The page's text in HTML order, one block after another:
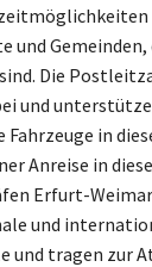
und
Die
und
Fahrzeuge in
Anreise in
Erfurt-
und
und tragen zur